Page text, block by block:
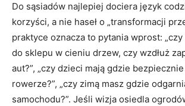
Do sąsiadów najlepiej dociera język
korzyści, a nie haseł o „transformacji
praktyce oznacza to pytania wprost:
do sklepu w cieniu drzew, czy wzdłuż
aut?”, „czy dzieci mają gdzie
rowerze?”, „czy zimą masz gdzie
samochodu?”. Jeśli wizja osiedla